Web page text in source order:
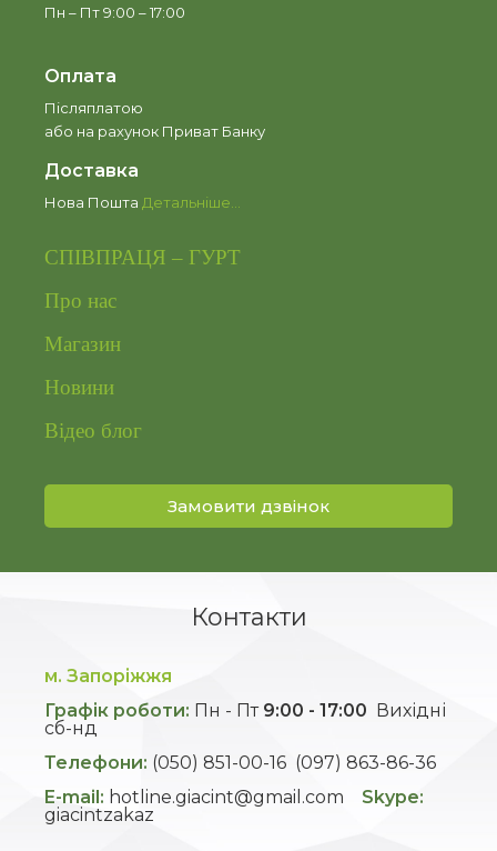
Пн – Пт 9:00 – 17:00
Оплата
Післяплатою
або на рахунок Приват Банку
Доставка
Нова Пошта Детальніше…
СПІВПРАЦЯ – ГУРТ
Про нас
Магазин
Новини
Відео блог
Замовити дзвінок
Контакти
м. Запоріжжя
Графік роботи: Пн - Пт 9:00 - 17:00 Вихідні
сб-нд
Телефони: (050) 851-00-16 (097) 863-86-36
E-mail: hotline.giacint@gmail.com
Skype:
giacintzakaz